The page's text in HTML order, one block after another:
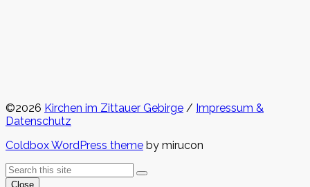
©2026 Kirchen im Zittauer Gebirge / Impressum &
Datenschutz
Coldbox WordPress theme by mirucon
Back
To
Search
Search
Close